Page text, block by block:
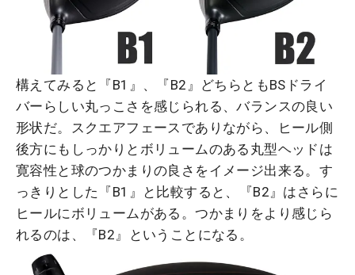
構えてみると『B1』、『B2』どちらともBSドライ
バーらしい丸っこさを感じられる、バランスの良い
形状だ。スクエアフェースでありながら、ヒール側
後方にもしっかりとボリュームのある丸型ヘッドは
寛容性と球のつかまりの良さをイメージ出来る。す
っきりとした『B1』と比較すると、『B2』はさらに
ヒールにボリュームがある。つかまりをより感じら
れるのは、『B2』ということになる。